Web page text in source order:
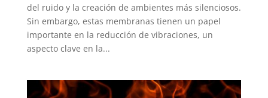
del ruido y la creación de ambientes más silenciosos.
Sin embargo, estas membranas tienen un papel
importante en la reducción de vibraciones, un
aspecto clave en la...